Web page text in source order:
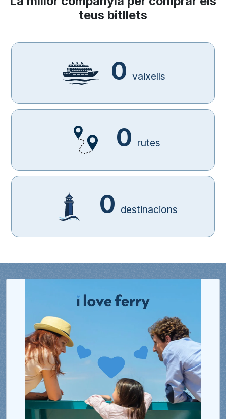
teus bitllets
0 vaixells
0 rutes
0 destinacions